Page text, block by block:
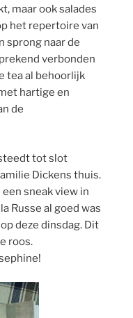
maar ook salades
het repertoire van
sprong naar de
verbonden
tea al behoorlijk
hartige en
de
tot slot
Dickens thuis.
sneak view in
Russe al goed was
deze dinsdag. Dit
roos.